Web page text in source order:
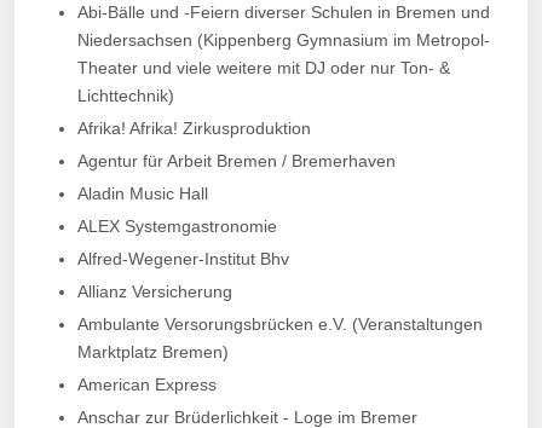
Abi-Bälle und -Feiern diverser Schulen in Bremen und
Niedersachsen (Kippenberg Gymnasium im Metropol-
Theater und viele weitere mit DJ oder nur Ton- &
Lichttechnik)
Afrika! Afrika! Zirkusproduktion
Agentur für Arbeit Bremen / Bremerhaven
Aladin Music Hall
ALEX Systemgastronomie
Alfred-Wegener-Institut Bhv
Allianz Versicherung
Ambulante Versorungsbrücken e.V. (Veranstaltungen
Marktplatz Bremen)
American Express
Anschar zur Brüderlichkeit - Loge im Bremer